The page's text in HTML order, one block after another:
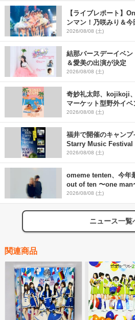
【ライブレポート】
ンマン！乃咲みり＆
Onephony新体制1st
＞
2026/08/08 (土)
結那バースデーイベ
＆愛美の出演が決定
2026/08/08 (土)
奇妙礼太郎、kojikoji
マーケット型野外イ
早割チケット発売開始
2026/08/08 (土)
福井で開催のキャン
Starry Music Festival
SCOOBIE DO、かり
2026/08/08 (土)
omeme tenten、今年
out of ten 〜one man
2026/08/08 (土)
ニュース一覧
関連商品